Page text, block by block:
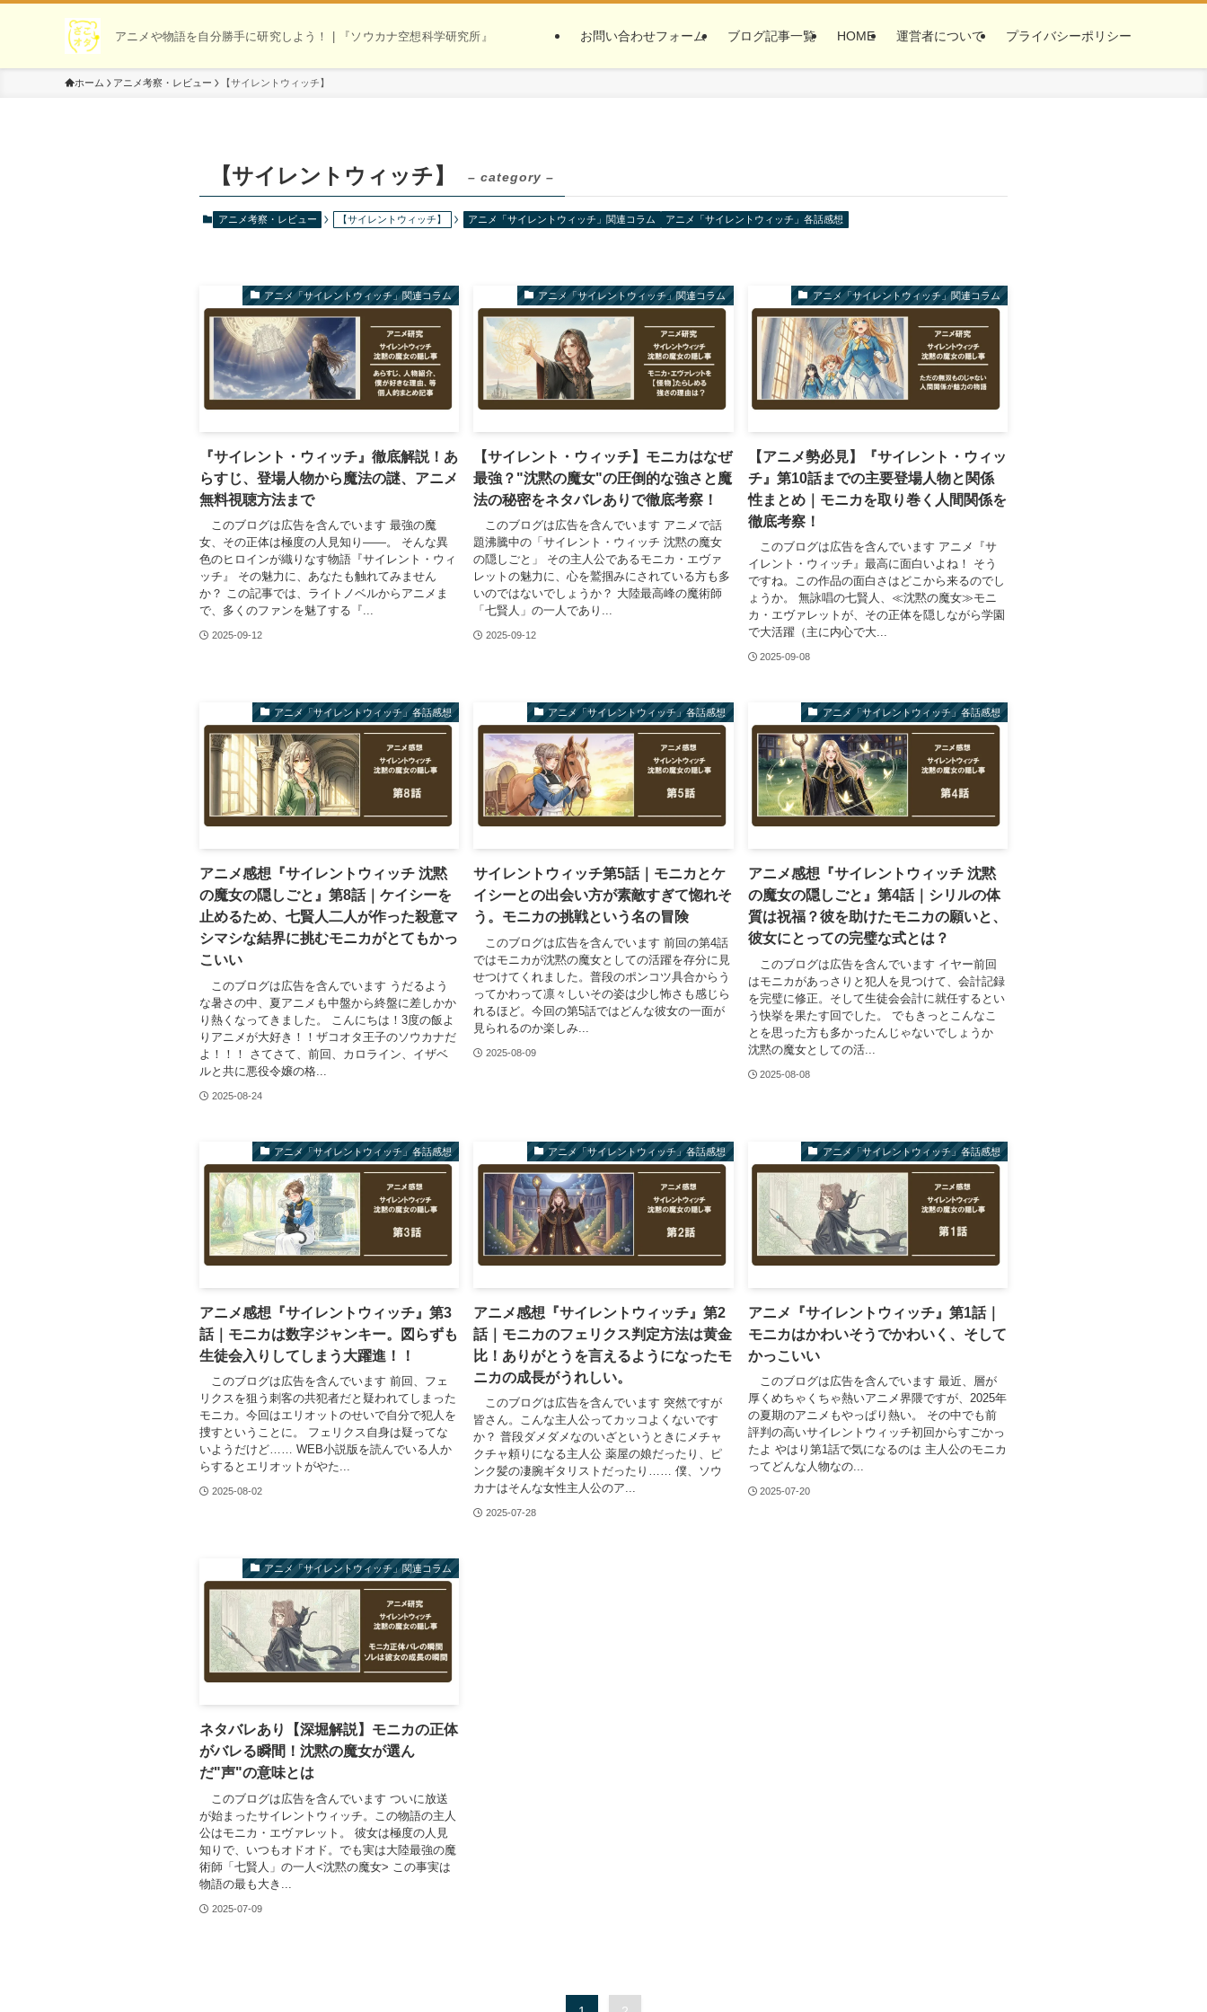
アニメや物語を自分勝手に研究しよう！ | 『ソウカナ空想科学研究所』 お問い合わせフォーム ブログ記事一覧 HOME 運営者について プライバシーポリシー
ホーム アニメ考察・レビュー 【サイレントウィッチ】
【サイレントウィッチ】 – category –
アニメ考察・レビュー 【サイレントウィッチ】 アニメ「サイレントウィッチ」関連コラム アニメ「サイレントウィッチ」各話感想
アニメ「サイレントウィッチ」関連コラム
『サイレント・ウィッチ』徹底解説！あ
らすじ、登場人物から魔法の謎、アニメ
無料視聴方法まで
このブログは広告を含んでいます 最強の魔
女、その正体は極度の人見知り――。 そんな異
色のヒロインが織りなす物語『サイレント・ウィ
ッチ』 その魅力に、あなたも触れてみません
か？ この記事では、ライトノベルからアニメま
で、多くのファンを魅了する『...
2025-09-12
アニメ「サイレントウィッチ」関連コラム
【サイレント・ウィッチ】モニカはなぜ
最強？"沈黙の魔女"の圧倒的な強さと魔
法の秘密をネタバレありで徹底考察！
このブログは広告を含んでいます アニメで話
題沸騰中の「サイレント・ウィッチ 沈黙の魔女
の隠しごと」 その主人公であるモニカ・エヴァ
レットの魅力に、心を鷲掴みにされている方も多
いのではないでしょうか？ 大陸最高峰の魔術師
「七賢人」の一人であり...
2025-09-12
アニメ「サイレントウィッチ」関連コラム
【アニメ勢必見】『サイレント・ウィッ
チ』第10話までの主要登場人物と関係
性まとめ｜モニカを取り巻く人間関係を
徹底考察！
このブログは広告を含んでいます アニメ『サ
イレント・ウィッチ』最高に面白いよね！ そう
ですね。この作品の面白さはどこから来るのでし
ょうか。 無詠唱の七賢人、≪沈黙の魔女≫モニ
カ・エヴァレットが、その正体を隠しながら学園
で大活躍（主に内心で大...
2025-09-08
アニメ「サイレントウィッチ」各話感想
アニメ感想『サイレントウィッチ 沈黙
の魔女の隠しごと』第8話｜ケイシーを
止めるため、七賢人二人が作った殺意マ
シマシな結界に挑むモニカがとてもかっ
こいい
このブログは広告を含んでいます うだるよう
な暑さの中、夏アニメも中盤から終盤に差しかか
り熱くなってきました。 こんにちは！3度の飯よ
りアニメが大好き！！ザコオタ王子のソウカナだ
よ！！！ さてさて、前回、カロライン、イザベ
ルと共に悪役令嬢の格...
2025-08-24
アニメ「サイレントウィッチ」各話感想
サイレントウィッチ第5話｜モニカとケ
イシーとの出会い方が素敵すぎて惚れそ
う。モニカの挑戦という名の冒険
このブログは広告を含んでいます 前回の第4話
ではモニカが沈黙の魔女としての活躍を存分に見
せつけてくれました。普段のポンコツ具合からう
ってかわって凛々しいその姿は少し怖さも感じら
れるほど。今回の第5話ではどんな彼女の一面が
見られるのか楽しみ...
2025-08-09
アニメ「サイレントウィッチ」各話感想
アニメ感想『サイレントウィッチ 沈黙
の魔女の隠しごと』第4話｜シリルの体
質は祝福？彼を助けたモニカの願いと、
彼女にとっての完璧な式とは？
このブログは広告を含んでいます イヤー前回
はモニカがあっさりと犯人を見つけて、会計記録
を完璧に修正。そして生徒会会計に就任するとい
う快挙を果たす回でした。 でもきっとこんなこ
とを思った方も多かったんじゃないでしょうか
沈黙の魔女としての活...
2025-08-08
アニメ「サイレントウィッチ」各話感想
アニメ感想『サイレントウィッチ』第3
話｜モニカは数字ジャンキー。図らずも
生徒会入りしてしまう大躍進！！
このブログは広告を含んでいます 前回、フェ
リクスを狙う刺客の共犯者だと疑われてしまった
モニカ。今回はエリオットのせいで自分で犯人を
捜すということに。 フェリクス自身は疑ってな
いようだけど…… WEB小説版を読んでいる人か
らするとエリオットがやた...
2025-08-02
アニメ「サイレントウィッチ」各話感想
アニメ感想『サイレントウィッチ』第2
話｜モニカのフェリクス判定方法は黄金
比！ありがとうを言えるようになったモ
ニカの成長がうれしい。
このブログは広告を含んでいます 突然ですが
皆さん。こんな主人公ってカッコよくないです
か？ 普段ダメダメなのいざというときにメチャ
クチャ頼りになる主人公 薬屋の娘だったり、ピ
ンク髪の凄腕ギタリストだったり…… 僕、ソウ
カナはそんな女性主人公のア...
2025-07-28
アニメ「サイレントウィッチ」各話感想
アニメ『サイレントウィッチ』第1話｜
モニカはかわいそうでかわいく、そして
かっこいい
このブログは広告を含んでいます 最近、層が
厚くめちゃくちゃ熱いアニメ界隈ですが、2025年
の夏期のアニメもやっぱり熱い。 その中でも前
評判の高いサイレントウィッチ初回からすごかっ
たよ やはり第1話で気になるのは 主人公のモニカ
ってどんな人物なの...
2025-07-20
アニメ「サイレントウィッチ」関連コラム
ネタバレあり【深堀解説】モニカの正体
がバレる瞬間！沈黙の魔女が選ん
だ"声"の意味とは
このブログは広告を含んでいます ついに放送
が始まったサイレントウィッチ。この物語の主人
公はモニカ・エヴァレット。 彼女は極度の人見
知りで、いつもオドオド。でも実は大陸最強の魔
術師「七賢人」の一人<沈黙の魔女> この事実は
物語の最も大き...
2025-07-09